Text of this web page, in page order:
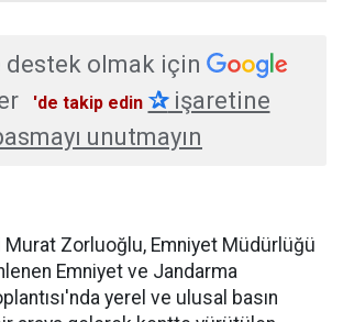
destek olmak için
'de takip edin ✰işaretine
unutmayın
Murat Zorluoğlu, Emniyet Müdürlüğü
Emniyet ve Jandarma
yerel ve ulusal basın